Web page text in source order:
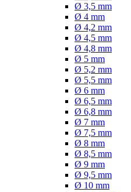
Ø 3,5 mm
Ø 4 mm
Ø 4,2 mm
Ø 4,5 mm
Ø 4,8 mm
Ø 5 mm
Ø 5,2 mm
Ø 5,5 mm
Ø 6 mm
Ø 6,5 mm
Ø 6,8 mm
Ø 7 mm
Ø 7,5 mm
Ø 8 mm
Ø 8,5 mm
Ø 9 mm
Ø 9,5 mm
Ø 10 mm